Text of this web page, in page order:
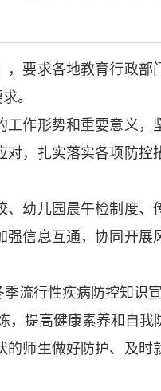
要求各地教育行政部
。
作形势和重要意义，
，扎实落实各项防控
儿园晨午检制度、
信息互通，协同开展
行性疾病防控知识宣
提高健康素养和自我
师生做好防护、及时